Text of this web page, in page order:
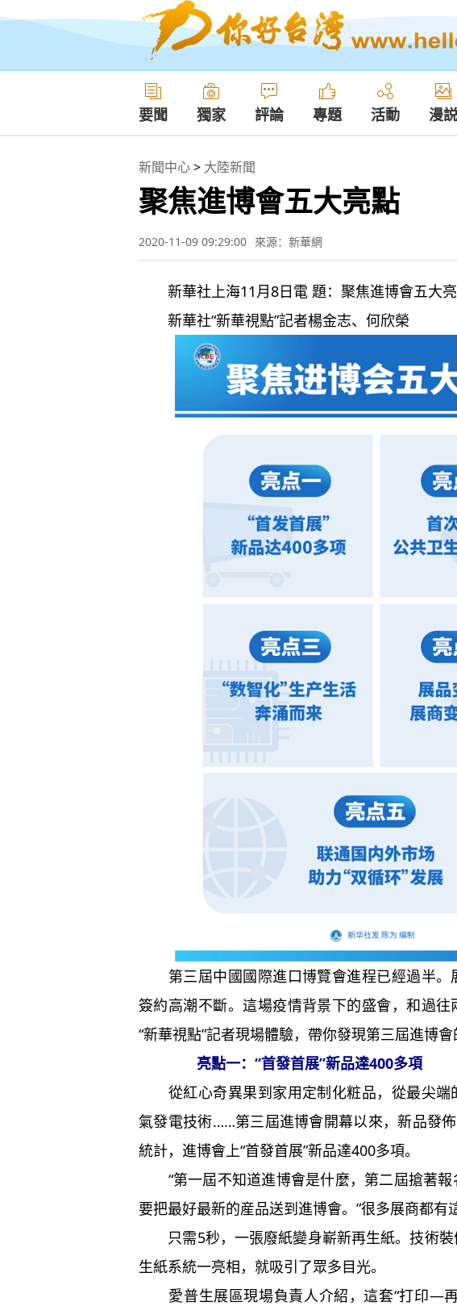
要聞 獨家 評論 專題 活動 漫説
新聞中心> 大陸新聞
聚焦進博會五大亮點
2020-11-09 09:29:00 來源：新華網
新華社上海11月8日電 題：聚焦進博會五大
新華社“新華視點”記者楊金志、何欣榮
第三屆中國國際進口博覽會進程已經過半。
簽約高潮不斷。這場疫情背景下的盛會，和過
“新華視點”記者現場體驗，帶你發現第三屆進博會
亮點一：“首發首展”新品達400多項
從紅心奇異果到家用定制化粧品，從最尖端
氣發電技術……第三屆進博會開幕以來，新品發
統計，進博會上“首發首展”新品達400多項。
“第一屆不知道進博會是什麼，第二屆搶著報
要把最好最新的産品送到進博會。”很多展商都有
只需5秒，一張廢紙變身嶄新再生紙。技術裝
生紙系統一亮相，就吸引了眾多目光。
愛普生展區現場負責人介紹，這套“打印—